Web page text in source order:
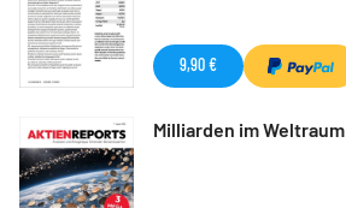
9,90 €
Milliarden im Weltraum